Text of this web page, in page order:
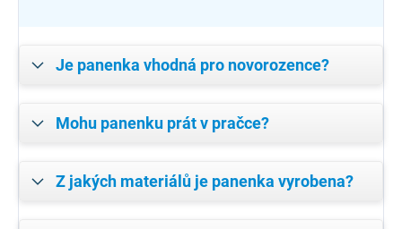
Je panenka vhodná pro novorozence?
Mohu panenku prát v pračce?
Z jakých materiálů je panenka vyrobena?